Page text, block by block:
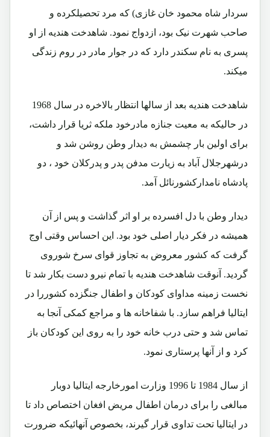
سردار شاه محمود خان غازی) که مرد تحصیلکرده و
صاحب شهرت نیک بود، ازدواج نمود. شاهدخت هندیه از او
پسری به نام سکندر دارد که در جوار مادر در روم زندگی
میکند.
شاهدخت هندیه بعد از سالها انتظار بالاخره در سال 1968
در حالیکه به معیت جنازه مادرخود ملکه ثریا قرار داشت،
برای اولین بار چشمش به دیدار وطن روشن شد و
درشهرجلال آباد به زیارت مدفن پدر و پدرکلان خود ، دو
پادشاه نامدارکشورنائل آمد.
دیدار وطن با دل افسرده بر او اثر گذاشت و پس از آن
همیشه در فکر دیار اصلی خود بود. این احساس وقتی اوج
گرفت که کشور معروض به تجاوز قوای سرخ شوروی
گردید. آنوقت شاهدخت هندیه با تمام نیرو دست بکار شد تا
نخست زمینه مداوای کودکان و اطفال جنگزده کشوررا در
ایتالیا فراهم سازد. با شفاخانه ها و مراجع کمکی آنجا به
تماس شد و حتی درب خانه خود را به روی این کودکان باز
کرد و از آنها پرستاری نمود.
از سال 1984 تا 1996 وزارت امورخارجه ایتالیا دوبار
مبالغی را برای درمان اطفال مریض افغان اختصاص داد تا
در ایتالیا تحت تداوی قرار گیرند، بخصوص آنهائیکه ضرورت